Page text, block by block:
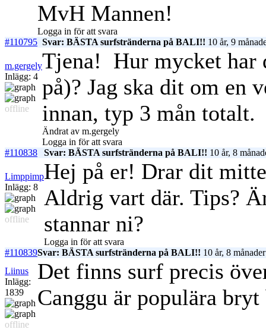
MvH Mannen!
Logga in för att svara
#110795 Svar: BÄSTA surfstränderna på BALI!! 10 år, 9
m.gergely
Inlägg: 4
offline
Tjena! Hur mycket har
på)? Jag ska dit om en
innan, typ 3 mån totalt.
Ändrat av m.gergely
Logga in för att svara
#110838
Svar: BÄSTA surfstränderna på BALI!! 10 år, 8
Limppimp
Inlägg: 8
offline
Hej på er! Drar dit
Aldrig vart där. Tips?
stannar ni?
Logga in för att svara
#110839Svar: BÄSTA surfstränderna på BALI!! 10 år, 8
Liinus
Inlägg:
1839
offline
Det finns surf precis
Canggu är populära